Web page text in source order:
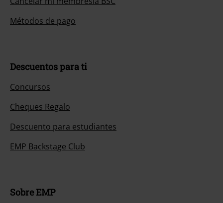
Métodos de pago
Descuentos para ti
Concursos
Cheques Regalo
Descuento para estudiantes
EMP Backstage Club
Sobre EMP